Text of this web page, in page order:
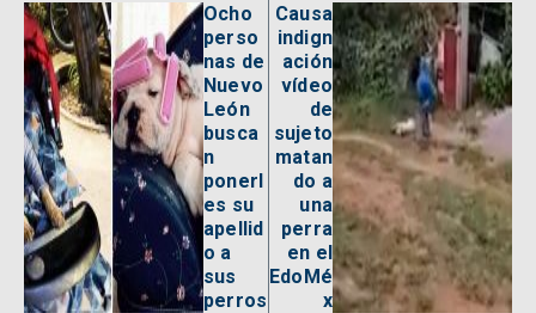
Ocho
perso
nas de
Nuevo
León
busca
n
ponerl
es su
apellid
o a
sus
perros
Causa
indign
ación
vídeo
de
sujeto
matan
do a
una
perra
en el
EdoMé
x